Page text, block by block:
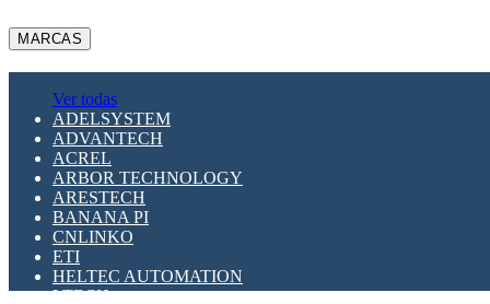
MARCAS
Ver todas
ADELSYSTEM
ADVANTECH
ACREL
ARBOR TECHNOLOGY
ARESTECH
BANANA PI
CNLINKO
ETI
HELTEC AUTOMATION
LTECH